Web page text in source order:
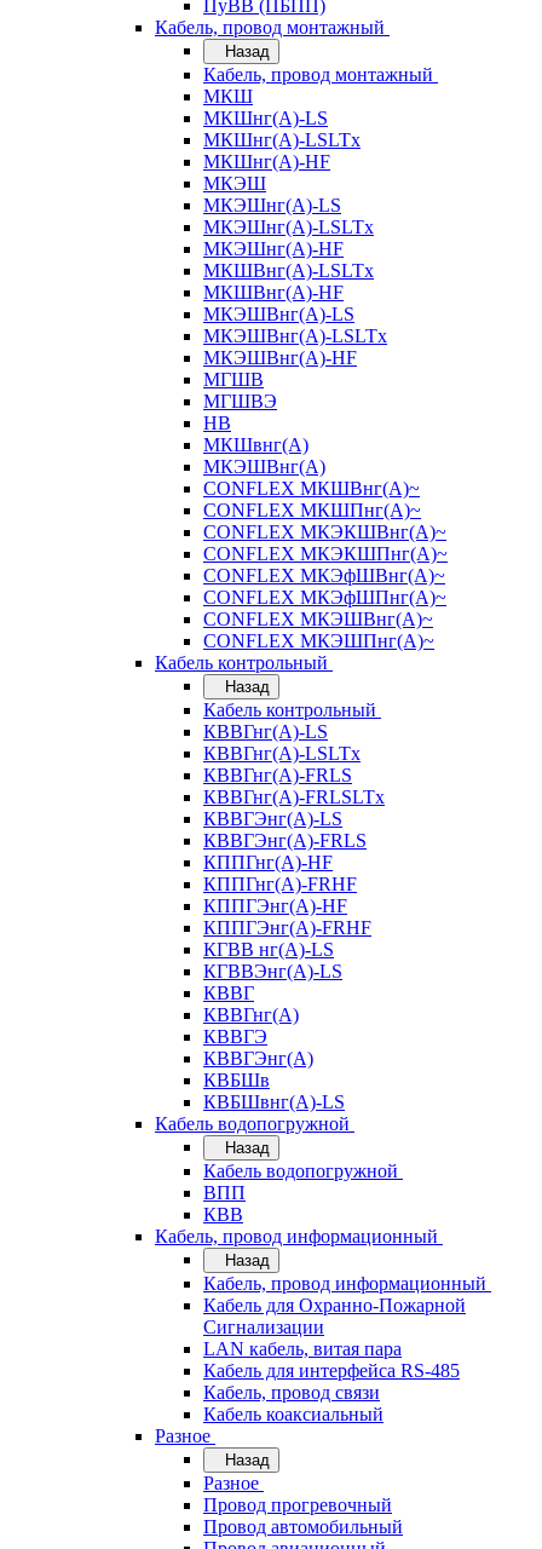
ПуВВ (ПБПП)
Кабель, провод монтажный
Назад
Кабель, провод монтажный
МКШ
МКШнг(А)-LS
МКШнг(А)-LSLTx
МКШнг(А)-HF
МКЭШ
МКЭШнг(А)-LS
МКЭШнг(А)-LSLTx
МКЭШнг(А)-HF
МКШВнг(A)-LSLTx
МКШВнг(А)-HF
МКЭШВнг(А)-LS
МКЭШВнг(A)-LSLTx
МКЭШВнг(А)-HF
МГШВ
МГШВЭ
НВ
МКШвнг(А)
МКЭШВнг(А)
CONFLEX МКШВнг(А)~
CONFLEX МКШПнг(А)~
CONFLEX МКЭКШВнг(А)~
CONFLEX МКЭКШПнг(А)~
CONFLEX МКЭфШВнг(А)~
CONFLEX МКЭфШПнг(А)~
CONFLEX МКЭШВнг(А)~
CONFLEX МКЭШПнг(А)~
Кабель контрольный
Назад
Кабель контрольный
КВВГнг(А)-LS
КВВГнг(А)-LSLTx
КВВГнг(А)-FRLS
КВВГнг(А)-FRLSLTx
КВВГЭнг(А)-LS
КВВГЭнг(А)-FRLS
КППГнг(А)-HF
КППГнг(А)-FRHF
КППГЭнг(А)-HF
КППГЭнг(А)-FRHF
КГВВ нг(А)-LS
КГВВЭнг(А)-LS
КВВГ
КВВГнг(А)
КВВГЭ
КВВГЭнг(А)
КВБШв
КВБШвнг(А)-LS
Кабель водопогружной
Назад
Кабель водопогружной
ВПП
КВВ
Кабель, провод информационный
Назад
Кабель, провод информационный
Кабель для Охранно-Пожарной
Сигнализации
LAN кабель, витая пара
Кабель для интерфейса RS-485
Кабель, провод связи
Кабель коаксиальный
Разное
Назад
Разное
Провод прогревочный
Провод автомобильный